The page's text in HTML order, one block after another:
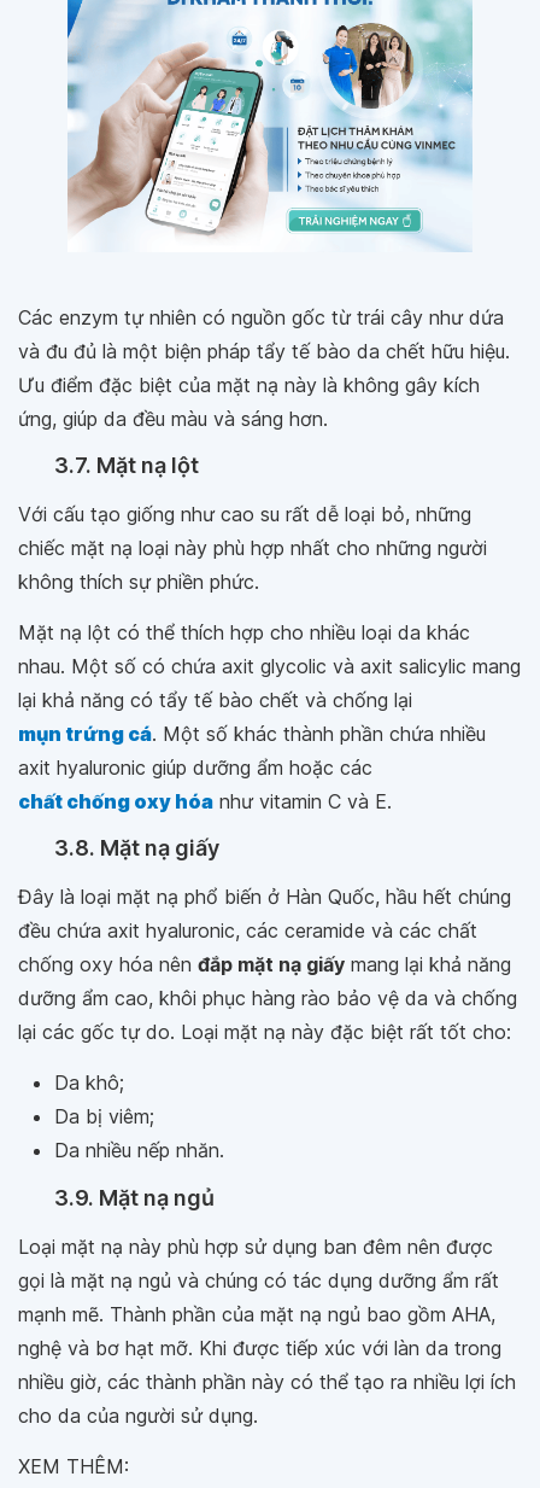
Các enzym tự nhiên có nguồn gốc từ trái cây như dứa
và đu đủ là một biện pháp tẩy tế bào da chết hữu hiệu.
Ưu điểm đặc biệt của mặt nạ này là không gây kích
ứng, giúp da đều màu và sáng hơn.
3.7. Mặt nạ lột
Với cấu tạo giống như cao su rất dễ loại bỏ, những
chiếc mặt nạ loại này phù hợp nhất cho những người
không thích sự phiền phức.
Mặt nạ lột có thể thích hợp cho nhiều loại da khác
nhau. Một số có chứa axit glycolic và axit salicylic mang
lại khả năng có tẩy tế bào chết và chống lại
mụn trứng cá. Một số khác thành phần chứa nhiều
axit hyaluronic giúp dưỡng ẩm hoặc các
chất chống oxy hóa như vitamin C và E.
3.8. Mặt nạ giấy
Đây là loại mặt nạ phổ biến ở Hàn Quốc, hầu hết chúng
đều chứa axit hyaluronic, các ceramide và các chất
chống oxy hóa nên đắp mặt nạ giấy mang lại khả năng
dưỡng ẩm cao, khôi phục hàng rào bảo vệ da và chống
lại các gốc tự do. Loại mặt nạ này đặc biệt rất tốt cho:
Da khô;
Da bị viêm;
Da nhiều nếp nhăn.
3.9. Mặt nạ ngủ
Loại mặt nạ này phù hợp sử dụng ban đêm nên được
gọi là mặt nạ ngủ và chúng có tác dụng dưỡng ẩm rất
mạnh mẽ. Thành phần của mặt nạ ngủ bao gồm AHA,
nghệ và bơ hạt mỡ. Khi được tiếp xúc với làn da trong
nhiều giờ, các thành phần này có thể tạo ra nhiều lợi ích
cho da của người sử dụng.
XEM THÊM: